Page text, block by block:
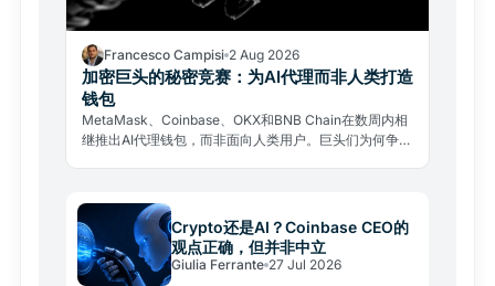
Francesco Campisi 2 Aug 2026
加密巨头的秘密竞赛：为AI代理而非人类打造
钱包
MetaMask、Coinbase、OKX和BNB Chain在数周内相
继推出AI代理钱包，而非面向人类用户。巨头们为何争相
Crypto还是AI？Coinbase CEO的
观点正确，但并非中立
Giulia Ferrante 27 Jul 2026